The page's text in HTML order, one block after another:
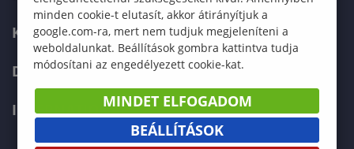
KÉPZÉSEK
DOKTORI ISKOLA
INTERNATIONAL
minden cookie-t elutasít, akkor átirányítjuk a
google.com-ra, mert nem tudjuk megjeleníteni a
weboldalunkat. Beállítások gombra kattintva tudja
módosítani az engedélyezett cookie-kat.
MINDET ELFOGADOM
BEÁLLÍTÁSOK